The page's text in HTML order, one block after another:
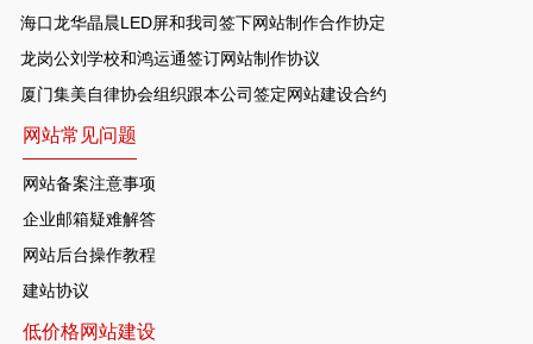
海口龙华晶晨LED屏和我司签下网站制作合作协定
龙岗公刘学校和鸿运通签订网站制作协议
厦门集美自律协会组织跟本公司签定网站建设合约
网站常见问题
网站备案注意事项
企业邮箱疑难解答
网站后台操作教程
建站协议
低价格网站建设